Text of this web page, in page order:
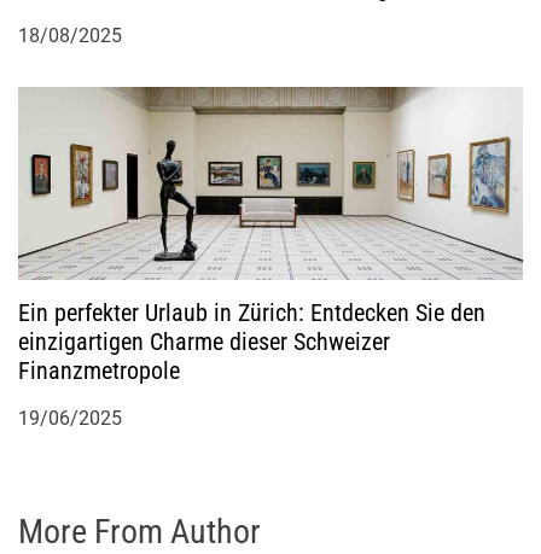
18/08/2025
Ein perfekter Urlaub in Zürich: Entdecken Sie den
einzigartigen Charme dieser Schweizer
Finanzmetropole
19/06/2025
More From Author